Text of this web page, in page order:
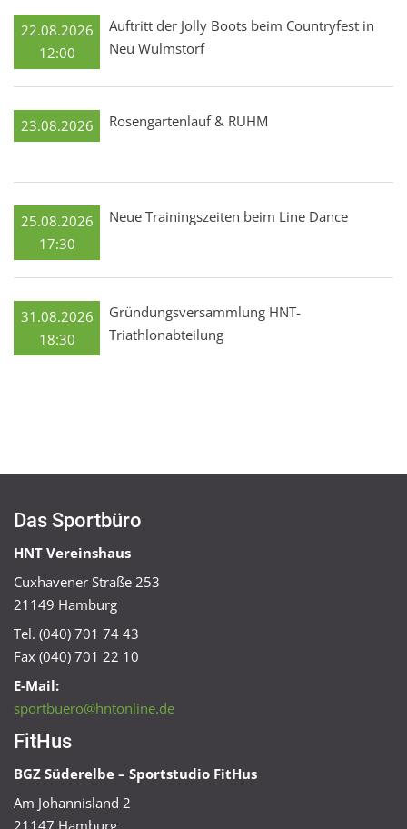
22.08.2026
12:00
Auftritt der Jolly Boots beim Countryfest in
Neu Wulmstorf
23.08.2026 Rosengartenlauf & RUHM
25.08.2026
17:30
Neue Trainingszeiten beim Line Dance
31.08.2026
18:30
Gründungsversammlung HNT-
Triathlonabteilung
Das Sportbüro
HNT Vereinshaus
Cuxhavener Straße 253
21149 Hamburg
Tel. (040) 701 74 43
Fax (040) 701 22 10
E-Mail:
sportbuero@hntonline.de
FitHus
BGZ Süderelbe – Sportstudio FitHus
Am Johannisland 2
21147 Hamburg